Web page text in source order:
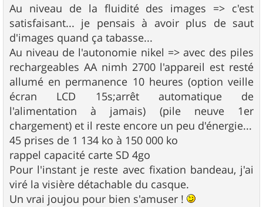
Au niveau de la fluidité des images => c'est
satisfaisant... je pensais à avoir plus de saut
d'images quand ça tabasse...
Au niveau de l'autonomie nikel => avec des piles
rechargeables AA nimh 2700 l'appareil est resté
allumé en permanence 10 heures (option veille
écran LCD 15s;arrêt automatique de
l'alimentation à jamais) (pile neuve 1er
chargement) et il reste encore un peu d'énergie...
45 prises de 1 134 ko à 150 000 ko
rappel capacité carte SD 4go
Pour l'instant je reste avec fixation bandeau, j'ai
viré la visière détachable du casque.
Un vrai joujou pour bien s'amuser !